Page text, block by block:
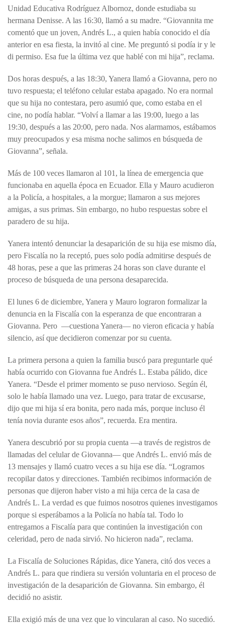
Unidad Educativa Rodríguez Albornoz, donde estudiaba su
hermana Denisse. A las 16:30, llamó a su madre. “Giovannita me
comentó que un joven, Andrés L., a quien había conocido el día
anterior en esa fiesta, la invitó al cine. Me preguntó si podía ir y le
di permiso. Esa fue la última vez que hablé con mi hija”, reclama.
Dos horas después, a las 18:30, Yanera llamó a Giovanna, pero no
tuvo respuesta; el teléfono celular estaba apagado. No era normal
que su hija no contestara, pero asumió que, como estaba en el
cine, no podía hablar. “Volví a llamar a las 19:00, luego a las
19:30, después a las 20:00, pero nada. Nos alarmamos, estábamos
muy preocupados y esa misma noche salimos en búsqueda de
Giovanna”, señala.
Más de 100 veces llamaron al 101, la línea de emergencia que
funcionaba en aquella época en Ecuador. Ella y Mauro acudieron
a la Policía, a hospitales, a la morgue; llamaron a sus mejores
amigas, a sus primas. Sin embargo, no hubo respuestas sobre el
paradero de su hija.
Yanera intentó denunciar la desaparición de su hija ese mismo día,
pero Fiscalía no la receptó, pues solo podía admitirse después de
48 horas, pese a que las primeras 24 horas son clave durante el
proceso de búsqueda de una persona desaparecida.
El lunes 6 de diciembre, Yanera y Mauro lograron formalizar la
denuncia en la Fiscalía con la esperanza de que encontraran a
Giovanna. Pero —cuestiona Yanera— no vieron eficacia y había
silencio, así que decidieron comenzar por su cuenta.
La primera persona a quien la familia buscó para preguntarle qué
había ocurrido con Giovanna fue Andrés L. Estaba pálido, dice
Yanera. “Desde el primer momento se puso nervioso. Según él,
solo le había llamado una vez. Luego, para tratar de excusarse,
dijo que mi hija sí era bonita, pero nada más, porque incluso él
tenía novia durante esos años”, recuerda. Era mentira.
Yanera descubrió por su propia cuenta —a través de registros de
llamadas del celular de Giovanna— que Andrés L. envió más de
13 mensajes y llamó cuatro veces a su hija ese día. “Logramos
recopilar datos y direcciones. También recibimos información de
personas que dijeron haber visto a mi hija cerca de la casa de
Andrés L. La verdad es que fuimos nosotros quienes investigamos
porque si esperábamos a la Policía no había tal. Todo lo
entregamos a Fiscalía para que continúen la investigación con
celeridad, pero de nada sirvió. No hicieron nada”, reclama.
La Fiscalía de Soluciones Rápidas, dice Yanera, citó dos veces a
Andrés L. para que rindiera su versión voluntaria en el proceso de
investigación de la desaparición de Giovanna. Sin embargo, él
decidió no asistir.
Ella exigió más de una vez que lo vincularan al caso. No sucedió.